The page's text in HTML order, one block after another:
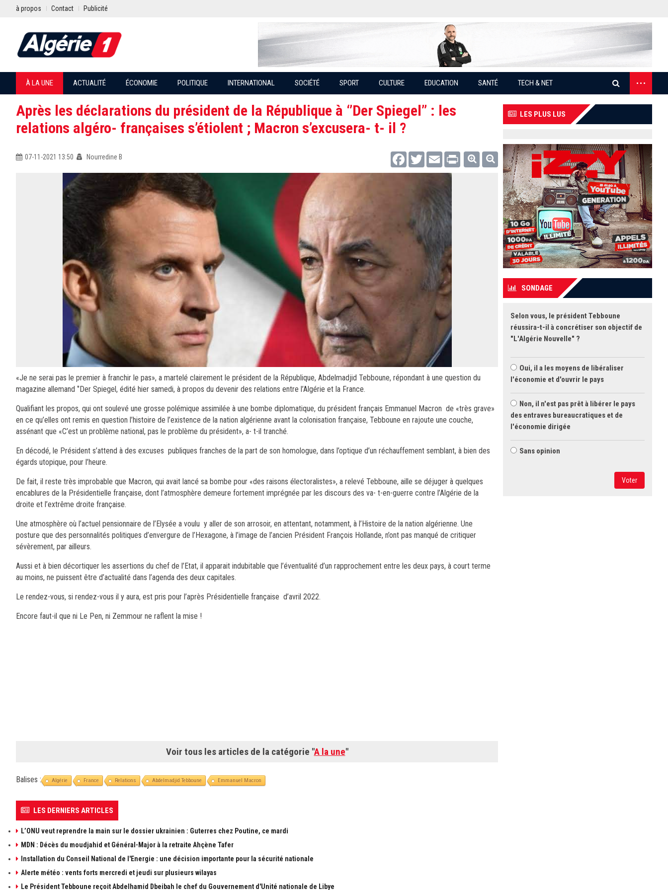
à propos Contact Publicité
À LA UNE ACTUALITÉ ÉCONOMIE POLITIQUE INTERNATIONAL SOCIÉTÉ SPORT CULTURE EDUCATION SANTÉ TECH & NET
...
Après les déclarations du président de la République à ‘’Der Spiegel’’ : les
relations algéro- françaises s’étiolent ; Macron s’excusera- t- il ?
07-11-2021 13:50 Nourredine B FacebookTwitter Email Print
«Je ne serai pas le premier à franchir le pas», a martelé clairement le président de la République, Abdelmadjid Tebboune, répondant à une question du
magazine allemand ‘’Der Spiegel, édité hier samedi, à propos du devenir des relations entre l’Algérie et la France.
Qualifiant les propos, qui ont soulevé une grosse polémique assimilée à une bombe diplomatique, du président français Emmanuel Macron de «très grave»
en ce qu’elles ont remis en question l’histoire de l’existence de la nation algérienne avant la colonisation française, Tebboune en rajoute une couche,
assénant que «C’est un problème national, pas le problème du président», a- t-il tranché.
En décodé, le Président s’attend à des excuses publiques franches de la part de son homologue, dans l’optique d’un réchauffement semblant, à bien des
égards utopique, pour l’heure.
De fait, il reste très improbable que Macron, qui avait lancé sa bombe pour «des raisons électoralistes», a relevé Tebboune, aille se déjuger à quelques
encablures de la Présidentielle française, dont l’atmosphère demeure fortement imprégnée par les discours des va- t-en-guerre contre l’Algérie de la
droite et l’extrême droite française.
Une atmosphère où l’actuel pensionnaire de l’Elysée a voulu y aller de son arrosoir, en attentant, notamment, à l’Histoire de la nation algérienne. Une
posture que des personnalités politiques d’envergure de l’Hexagone, à l’image de l’ancien Président François Hollande, n’ont pas manqué de critiquer
sévèrement, par ailleurs.
Aussi et à bien décortiquer les assertions du chef de l’Etat, il apparait indubitable que l’éventualité d’un rapprochement entre les deux pays, à court terme
au moins, ne puissent être d’actualité dans l’agenda des deux capitales.
Le rendez-vous, si rendez-vous il y aura, est pris pour l’après Présidentielle française d’avril 2022.
Encore faut-il que ni Le Pen, ni Zemmour ne raflent la mise !
Voir tous les articles de la catégorie "A la une"
Balises : Algérie France Relations Abdelmadjid Tebboune Emmanuel Macron
LES DERNIERS ARTICLES
L’ONU veut reprendre la main sur le dossier ukrainien : Guterres chez Poutine, ce mardi
MDN : Décès du moudjahid et Général-Major à la retraite Ahçène Tafer
Installation du Conseil National de l'Energie : une décision importante pour la sécurité nationale
Alerte météo : vents forts mercredi et jeudi sur plusieurs wilayas
Le Président Tebboune reçoit Abdelhamid Dbeibah le chef du Gouvernement d'Unité nationale de Libye
LES PLUS LUS
SONDAGE
Selon vous, le président Tebboune
réussira-t-il à concrétiser son objectif de
"L'Algérie Nouvelle" ?
Oui, il a les moyens de libéraliser
l'économie et d'ouvrir le pays
Non, il n'est pas prêt à libérer le pays
des entraves bureaucratiques et de
l'économie dirigée
Sans opinion
Voter